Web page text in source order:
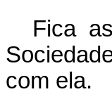
Fica
com ela.